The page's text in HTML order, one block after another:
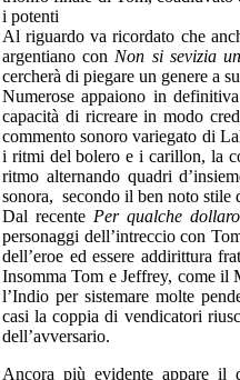
i potenti
Al riguardo va ricordato che
argentiano con Non si sevizia
cercherà di piegare un genere a
Numerose appaiono in
capacità di ricreare in modo
commento sonoro variegato di
i ritmi del bolero e i carillon, la
ritmo alternando quadri
sonora, secondo il ben noto stile
Dal recente Per qualche
personaggi dell’intreccio con
dell’eroe ed essere addirittura
Insomma Tom e Jeffrey, come il
l’Indio per sistemare molte
casi la coppia di vendicatori
dell’avversario.
Ancora più evidente appare il